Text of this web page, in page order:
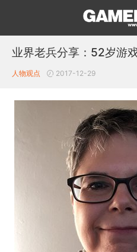
业界老兵分享：52岁游
人物观点 2017-12-29